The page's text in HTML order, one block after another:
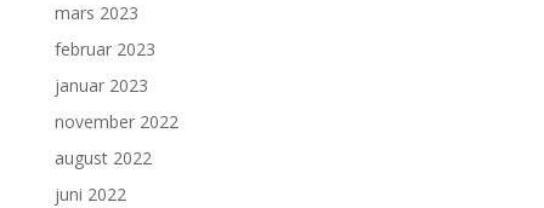
mars 2023
februar 2023
januar 2023
november 2022
august 2022
juni 2022